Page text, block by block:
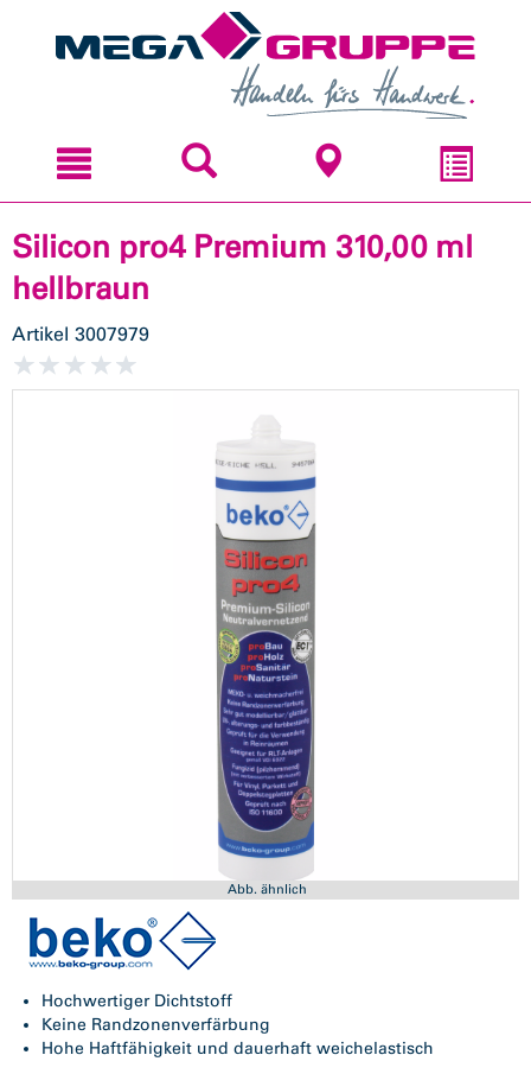
Silicon pro4 Premium 310,00 ml
hellbraun
Artikel 3007979
Abb. ähnlich
Hochwertiger Dichtstoff
Keine Randzonenverfärbung
Hohe Haftfähigkeit und dauerhaft weichelastisch